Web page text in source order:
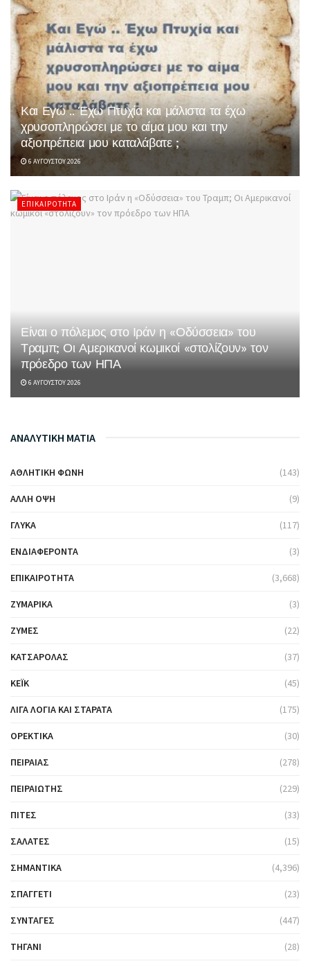
Και Εγώ .. Έχω Πτυχία και μάλιστα τα έχω
χρυσοπληρώσει με το αίμα μου και την
αξιοπρέπεια μου καταλάβατε ;
6 ΑΥΓΟΎΣΤΟΥ 2026
ΕΠΙΚΑΙΡΌΤΗΤΑ
Είναι ο πόλεμος στο Ιράν η «Οδύσσεια» του
Τραμπ; Οι Αμερικανοί κωμικοί «στολίζουν» τον
πρόεδρο των ΗΠΑ
6 ΑΥΓΟΎΣΤΟΥ 2026
ΑΝΑΛΥΤΙΚΗ ΜΑΤΙΑ
ΑΘΛΗΤΙΚΉ ΦΩΝΉ (143)
ΆΛΛΗ ΌΨΗ (9)
ΓΛΥΚΆ (117)
ΕΝΔΙΑΦΈΡΟΝΤΑ (3)
ΕΠΙΚΑΙΡΌΤΗΤΑ (3,668)
ΖΥΜΑΡΙΚΆ (3)
ΖΎΜΕΣ (22)
ΚΑΤΣΑΡΌΛΑΣ (37)
ΚΈΙΚ (45)
ΛΊΓΑ ΛΌΓΙΑ ΚΑΙ ΣΤΑΡΆΤΑ (175)
ΟΡΕΚΤΙΚΆ (30)
ΠΕΙΡΑΙΆΣ (278)
ΠΕΙΡΑΙΏΤΗΣ (229)
ΠΊΤΕΣ (33)
ΣΑΛΆΤΕΣ (15)
ΣΗΜΑΝΤΙΚΆ (4,396)
ΣΠΑΓΓΈΤΙ (23)
ΣΥΝΤΑΓΈΣ (447)
ΤΗΓΆΝΙ (28)